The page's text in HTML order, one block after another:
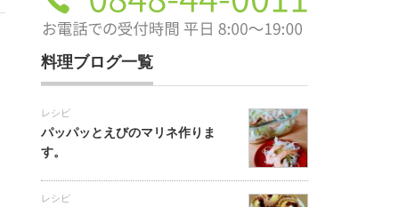
料理ブログ一覧
レシピ
パッパッとえびのマリネ作りま
す。
レシピ